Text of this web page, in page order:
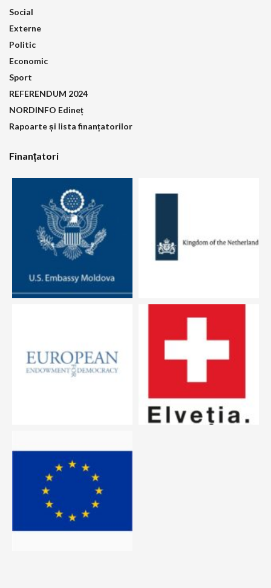
Social
Externe
Politic
Economic
Sport
REFERENDUM 2024
NORDINFO Edineț
Rapoarte și lista finanțatorilor
Finanțatori